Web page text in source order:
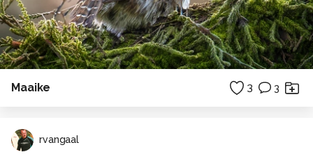
Maaike 3 3
rvangaal